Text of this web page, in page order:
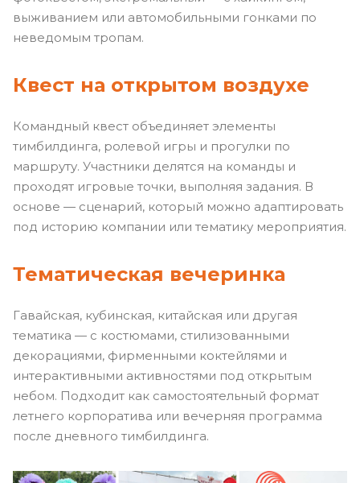
выживанием или автомобильными гонками по
неведомым тропам.
Квест на открытом воздухе
Командный квест объединяет элементы
тимбилдинга, ролевой игры и прогулки по
маршруту. Участники делятся на команды и
проходят игровые точки, выполняя задания. В
основе — сценарий, который можно адаптировать
под историю компании или тематику мероприятия.
Тематическая вечеринка
Гавайская, кубинская, китайская или другая
тематика — с костюмами, стилизованными
декорациями, фирменными коктейлями и
интерактивными активностями под открытым
небом. Подходит как самостоятельный формат
летнего корпоратива или вечерняя программа
после дневного тимбилдинга.